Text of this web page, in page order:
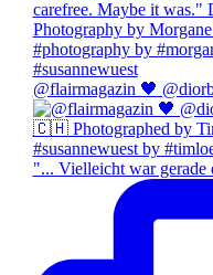
@flairmagazin 🖤
"... Vielleicht war gerade